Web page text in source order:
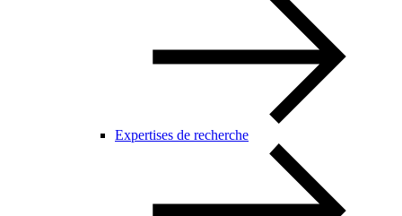
Expertises de recherche